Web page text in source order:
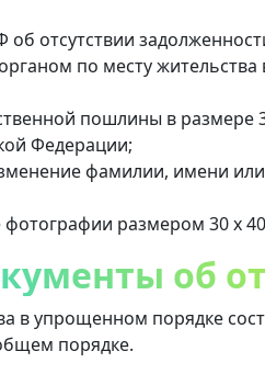
об отсутствии
по месту жительства
пошлины в размере
Федерации;
фамилии, имени
размером 30 х
об
в упрощенном порядке
порядке.